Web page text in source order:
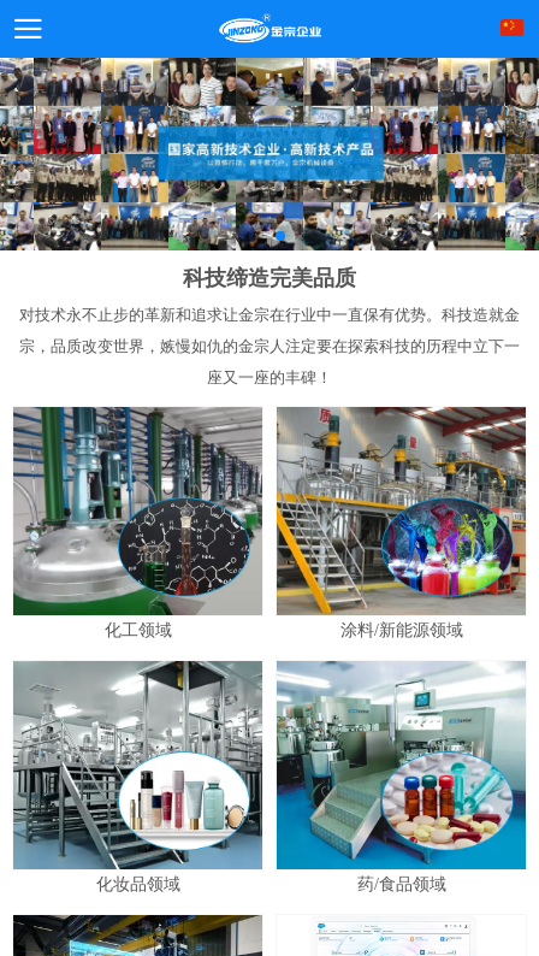
科技缔造完美品质
对技术永不止步的革新和追求让金宗在行业中一直保有优势。科技造就金
宗，品质改变世界，嫉慢如仇的金宗人注定要在探索科技的历程中立下一
座又一座的丰碑！
化工领域 涂料/新能源领域
化妆品领域 药/食品领域